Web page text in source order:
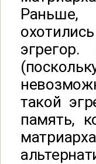
Раньше,
такой
память,